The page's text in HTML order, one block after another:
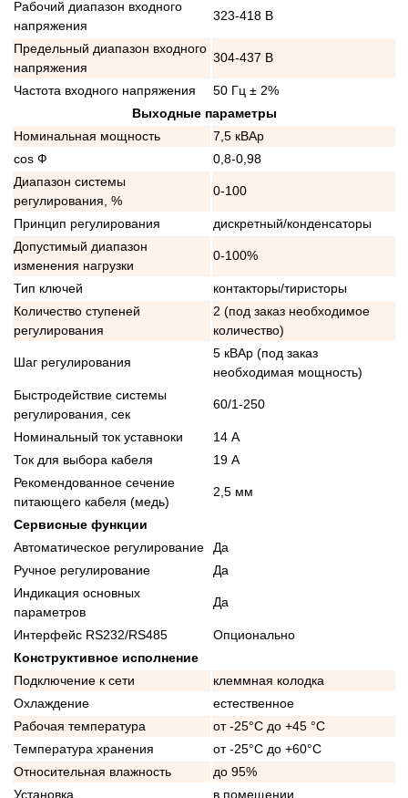
Рабочий диапазон входного
напряжения
323-418 В
Предельный диапазон входного
напряжения
304-437 В
Частота входного напряжения
50 Гц ± 2%
Выходные параметры
Номинальная мощность
7,5 кВАр
cos Ф
0,8-0,98
Диапазон системы
регулирования, %
0-100
Принцип регулирования
дискретный/конденсаторы
Допустимый диапазон
изменения нагрузки
0-100%
Тип ключей
контакторы/тиристоры
Количество ступеней
регулирования
2 (под заказ необходимое
количество)
Шаг регулирования
5 кВАр (под заказ
необходимая мощность)
Быстродействие системы
регулирования, сек
60/1-250
Номинальный ток уставноки
14 А
Ток для выбора кабеля
19 А
Рекомендованное сечение
питающего кабеля (медь)
2,5 мм
Сервисные функции
Автоматическое регулирование
Да
Ручное регулирование
Да
Индикация основных
параметров
Да
Интерфейс RS232/RS485
Опционально
Конструктивное исполнение
Подключение к сети
клеммная колодка
Охлаждение
естественное
Рабочая температура
от -25°C до +45 °C
Температура хранения
от -25°C до +60°C
Относительная влажность
до 95%
Установка
в помещении